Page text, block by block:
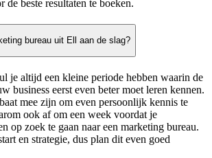
de beste resultaten te boeken.
bureau uit Ell aan de slag?
je altijd een kleine periode hebben waarin de
business eerst even beter moet leren kennen.
mee zijn om even persoonlijk kennis te
ook af om een week voordat je
op zoek te gaan naar een marketing bureau.
en strategie, dus plan dit even goed